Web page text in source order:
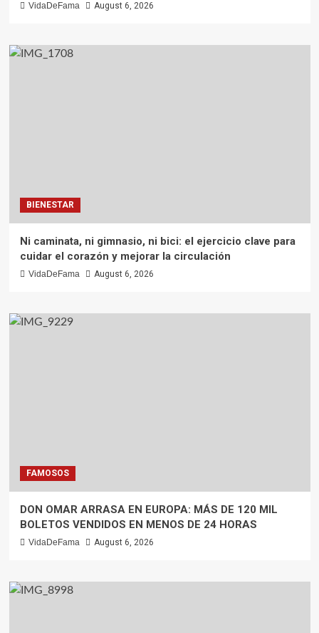
VidaDeFama August 6, 2026
BIENESTAR
Ni caminata, ni gimnasio, ni bici: el ejercicio clave para
cuidar el corazón y mejorar la circulación
VidaDeFama August 6, 2026
FAMOSOS
DON OMAR ARRASA EN EUROPA: MÁS DE 120 MIL
BOLETOS VENDIDOS EN MENOS DE 24 HORAS
VidaDeFama August 6, 2026